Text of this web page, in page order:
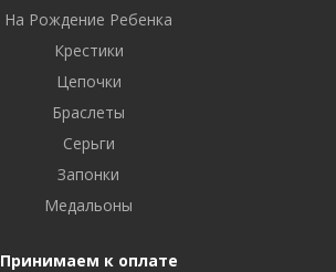
На Рождение Ребенка
Крестики
Цепочки
Браслеты
Серьги
Запонки
Медальоны
Принимаем к оплате